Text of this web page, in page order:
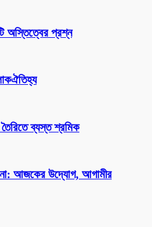
অস্তিত্বের প্রশ্ন
তৈরিতে ব্যস্ত শ্রমিক
আজকের উদ্যোগ, আগামীর